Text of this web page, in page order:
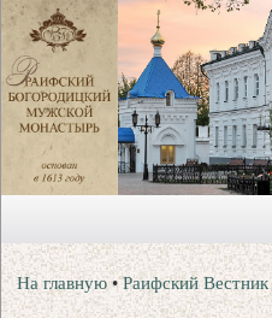
На главную •Раифский Вестник